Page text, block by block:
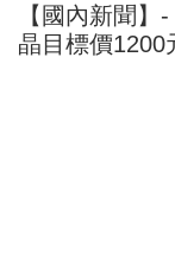
【國內新聞
晶目標價1200